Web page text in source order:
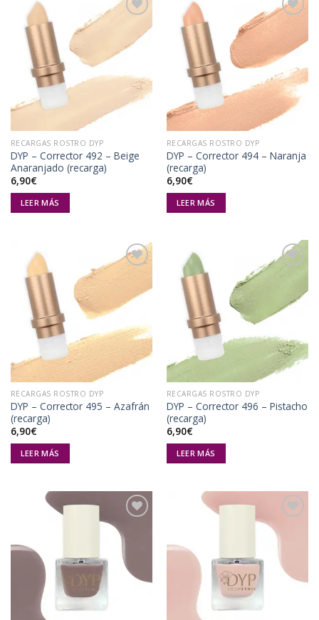
Añadir
deseos
RECARGAS ROSTRO DYP
DYP – Corrector 492 – Beige
Anaranjado (recarga)
6,90€
LEER MÁS
Añadir
a la
lista de
deseos
RECARGAS ROSTRO DYP
DYP – Corrector 494 – Naranja
(recarga)
6,90€
LEER MÁS
Añadir
deseos
RECARGAS ROSTRO DYP
DYP – Corrector 495 – Azafrán
(recarga)
6,90€
LEER MÁS
Añadir
a la
RECARGAS ROSTRO DYP
DYP – Corrector 496 – Pistacho
(recarga)
6,90€
LEER MÁS
Añadir
a la
lista de
deseos
a la
lista de
deseos